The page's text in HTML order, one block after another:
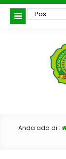
Anda ada di :